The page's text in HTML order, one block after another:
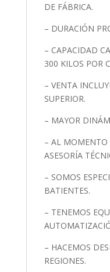
DE FÁBRICA.
– DURACIÓN
– CAPACIDAD
300 KILOS POR
– VENTA
SUPERIOR.
– MAYOR
– AL MOMENTO
ASESORÍA
– SOMOS
BATIENTES.
– TENEMOS
– HACEMOS
REGIONES.